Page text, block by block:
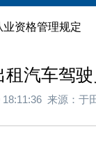
资格管理规定
租汽车驾
18:11:36 来源：